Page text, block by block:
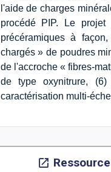
l'aide de charges
procédé PIP. Le
précéramiques à
chargés » de poudres
de l'accroche « fibres-
de type oxynitrure,
caractérisation multi-